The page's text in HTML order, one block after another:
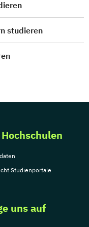
studieren
Studienportale
uns auf